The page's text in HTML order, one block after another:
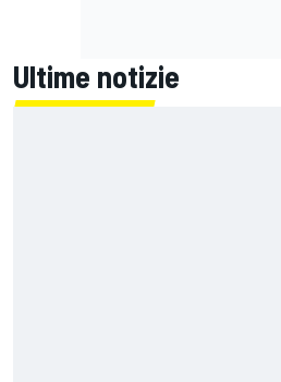
Ultime notizie